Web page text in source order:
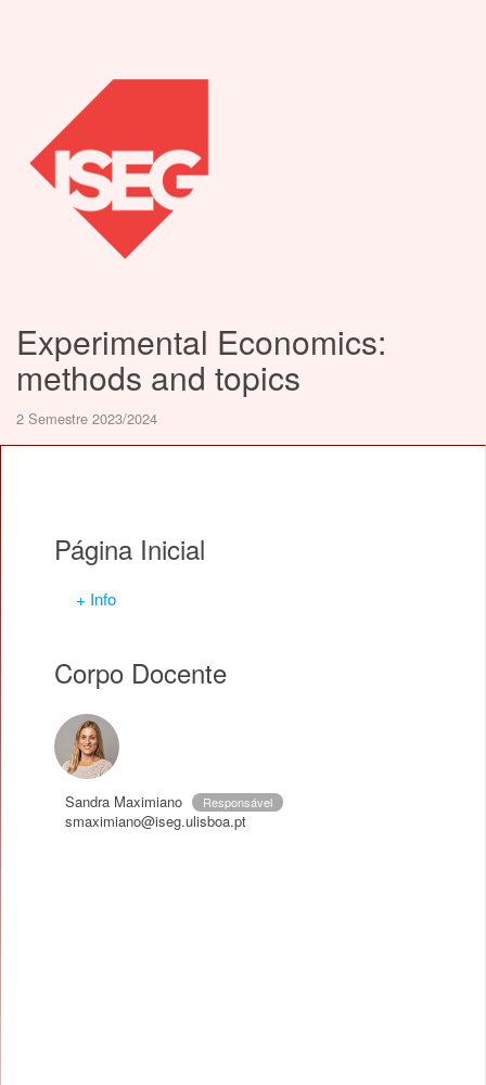
Experimental Economics:
methods and topics
2 Semestre 2023/2024
Página Inicial
+ Info
Corpo Docente
Sandra Maximiano Responsável
smaximiano@iseg.ulisboa.pt